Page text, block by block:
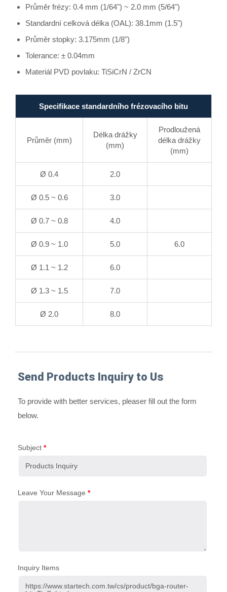
Průměr frézy: 0.4 mm (1/64") ~ 2.0 mm (5/64")
Standardní celková délka (OAL): 38.1mm (1.5")
Průměr stopky: 3.175mm (1/8")
Tolerance: ± 0.04mm
Materiál PVD povlaku: TiSiCrN / ZrCN
Specifikace standardního frézovacího bitu
Průměr (mm)
Délka drážky
(mm)
Prodloužená
délka drážky
(mm)
Ø 0.4 2.0
Ø 0.5 ~ 0.6 3.0
Ø 0.7 ~ 0.8 4.0
Ø 0.9 ~ 1.0 5.0 6.0
Ø 1.1 ~ 1.2 6.0
Ø 1.3 ~ 1.5 7.0
Ø 2.0 8.0